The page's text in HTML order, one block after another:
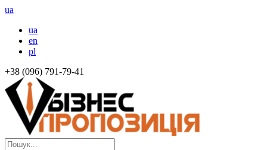
ua
ua
en
pl
+38 (096) 791-79-41